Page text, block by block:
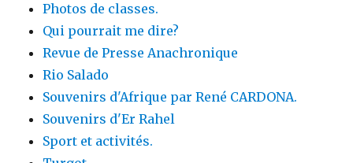
Photos de classes.
Qui pourrait me dire?
Revue de Presse Anachronique
Rio Salado
Souvenirs d'Afrique par René CARDONA.
Souvenirs d'Er Rahel
Sport et activités.